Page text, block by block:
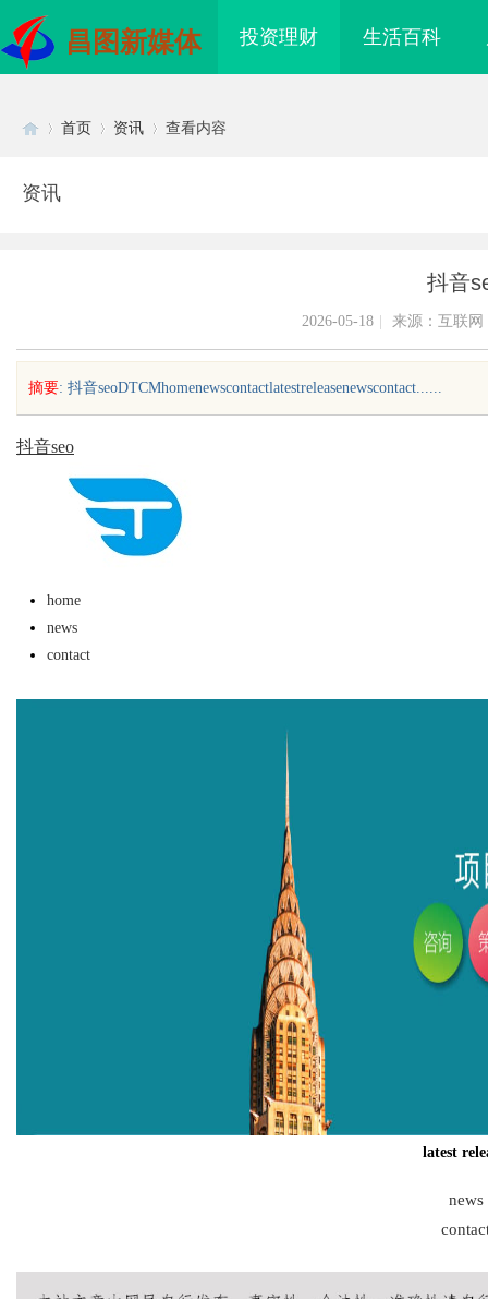
昌图新媒体 投资理财 生活百科
sc
uz
首页 资讯 查看内容
资讯
抖音
2026-05-18 来源：互联网
摘要: 抖音seoDTCMhomenewscontactlatestreleasenewscontact......
抖音seo
home
news
contact
latest
news
上海配眼镜